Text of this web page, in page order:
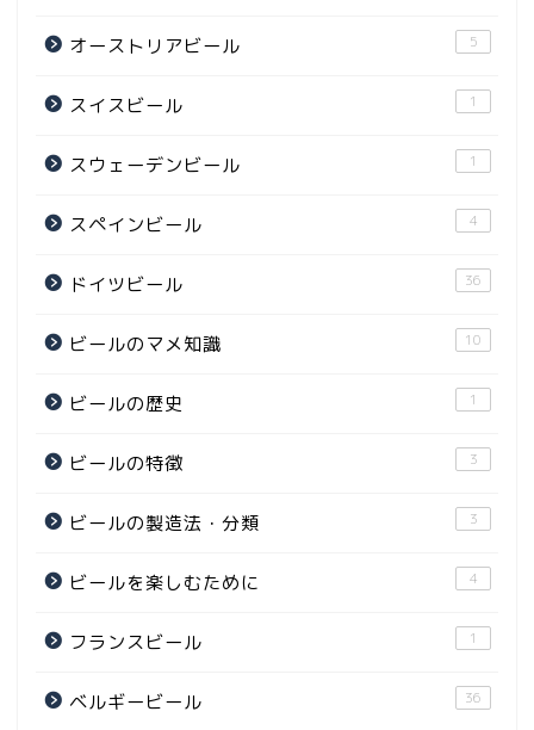
オーストリアビール 5
スイスビール 1
スウェーデンビール 1
スペインビール 4
ドイツビール 36
ビールのマメ知識 10
ビールの歴史 1
ビールの特徴 3
ビールの製造法・分類 3
ビールを楽しむために 4
フランスビール 1
ベルギービール 36